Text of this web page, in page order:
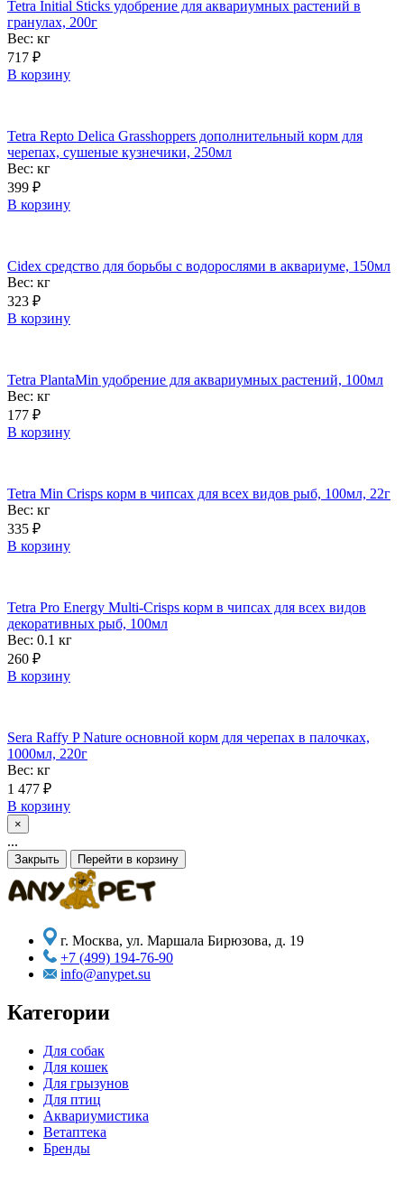
Tetra Initial Sticks удобрение для аквариумных растений в
гранулах, 200г
Вес: кг
717 ₽
В корзину
Tetra Repto Delica Grasshoppers дополнительный корм для
черепах, сушеные кузнечики, 250мл
Вес: кг
399 ₽
В корзину
Cidex средство для борьбы с водорослями в аквариуме, 150мл
Вес: кг
323 ₽
В корзину
Tetra PlantaMin удобрение для аквариумных растений, 100мл
Вес: кг
177 ₽
В корзину
Tetra Min Crisps корм в чипсах для всех видов рыб, 100мл, 22г
Вес: кг
335 ₽
В корзину
Tetra Pro Energy Multi-Crisps корм в чипсах для всех видов
декоративных рыб, 100мл
Вес: 0.1 кг
260 ₽
В корзину
Sera Raffy P Nature основной корм для черепах в палочках,
1000мл, 220г
Вес: кг
1 477 ₽
В корзину
×
...
Закрыть Перейти в корзину
г. Москва, ул. Маршала Бирюзова, д. 19
+7 (499) 194-76-90
info@anypet.su
Категории
Для собак
Для кошек
Для грызунов
Для птиц
Аквариумистика
Ветаптека
Бренды